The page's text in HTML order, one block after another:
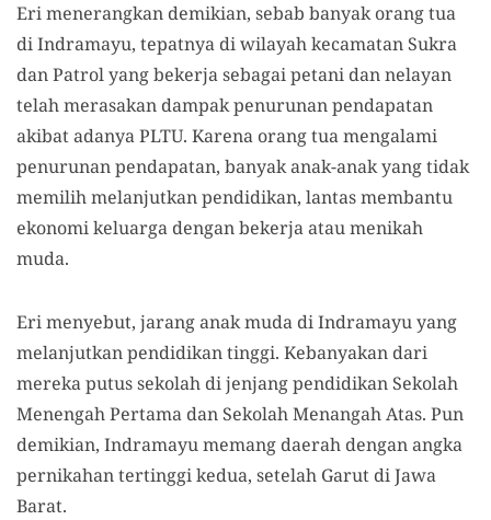
Eri menerangkan demikian, sebab banyak orang tua
di Indramayu, tepatnya di wilayah kecamatan Sukra
dan Patrol yang bekerja sebagai petani dan nelayan
telah merasakan dampak penurunan pendapatan
akibat adanya PLTU. Karena orang tua mengalami
penurunan pendapatan, banyak anak-anak yang tidak
memilih melanjutkan pendidikan, lantas membantu
ekonomi keluarga dengan bekerja atau menikah
muda.
Eri menyebut, jarang anak muda di Indramayu yang
melanjutkan pendidikan tinggi. Kebanyakan dari
mereka putus sekolah di jenjang pendidikan Sekolah
Menengah Pertama dan Sekolah Menangah Atas. Pun
demikian, Indramayu memang daerah dengan angka
pernikahan tertinggi kedua, setelah Garut di Jawa
Barat.